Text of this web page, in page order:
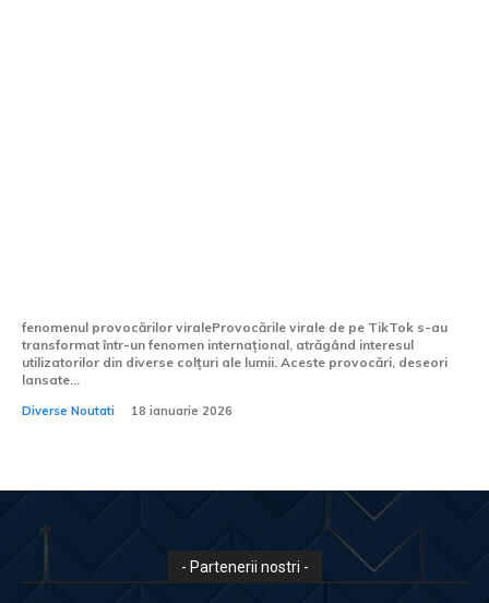
fenomenul provocărilor viraleProvocările virale de pe TikTok s-au
transformat într-un fenomen internațional, atrăgând interesul
utilizatorilor din diverse colțuri ale lumii. Aceste provocări, deseori
lansate...
Diverse Noutati 18 ianuarie 2026
- Partenerii nostri -